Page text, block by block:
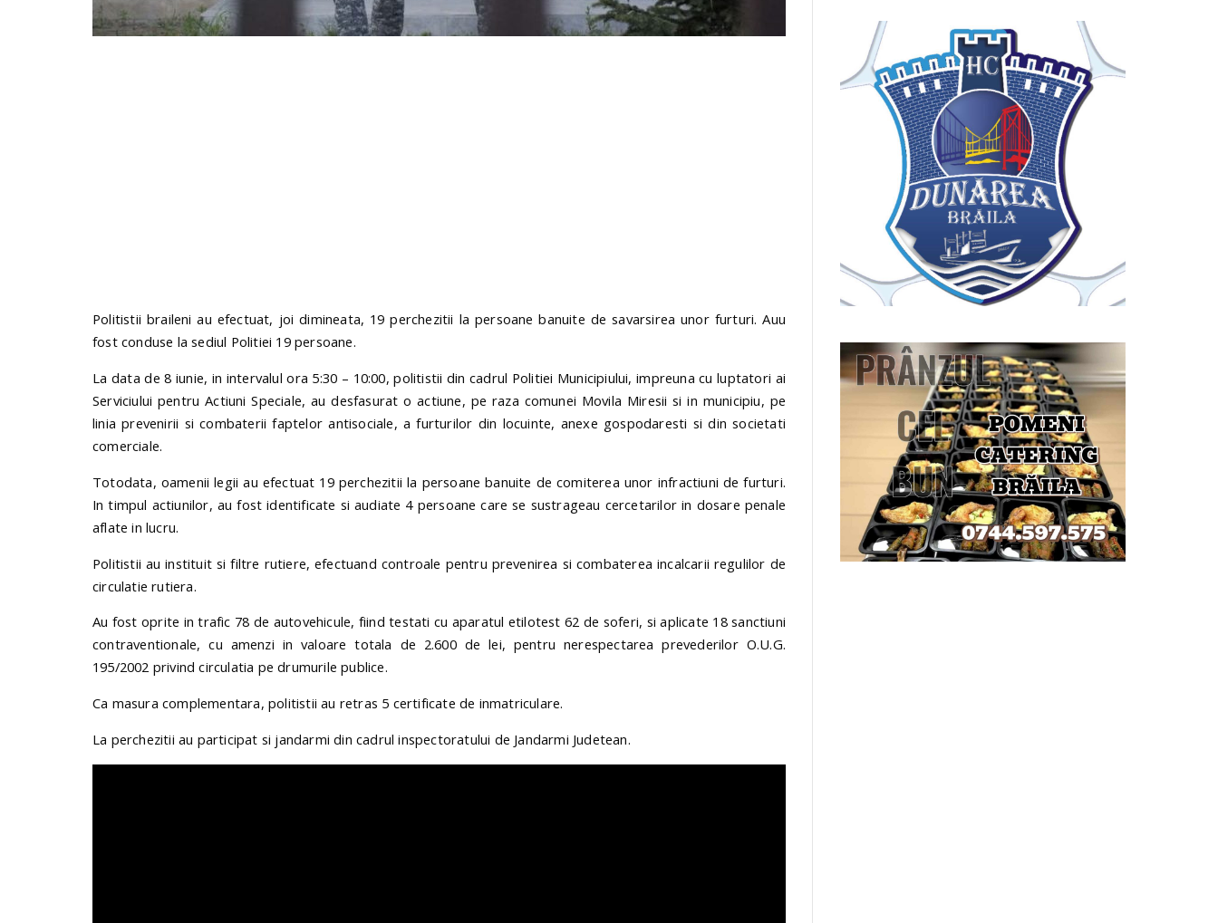
Politistii braileni au efectuat, joi dimineata, 19 perchezitii la persoane banuite de savarsirea unor furturi. Auu
fost conduse la sediul Politiei 19 persoane.
La data de 8 iunie, in intervalul ora 5:30 – 10:00, politistii din cadrul Politiei Municipiului, impreuna cu luptatori ai
Serviciului pentru Actiuni Speciale, au desfasurat o actiune, pe raza comunei Movila Miresii si in municipiu, pe
linia prevenirii si combaterii faptelor antisociale, a furturilor din locuinte, anexe gospodaresti si din societati
comerciale.
Totodata, oamenii legii au efectuat 19 perchezitii la persoane banuite de comiterea unor infractiuni de furturi.
In timpul actiunilor, au fost identificate si audiate 4 persoane care se sustrageau cercetarilor in dosare penale
aflate in lucru.
Politistii au instituit si filtre rutiere, efectuand controale pentru prevenirea si combaterea incalcarii regulilor de
circulatie rutiera.
Au fost oprite in trafic 78 de autovehicule, fiind testati cu aparatul etilotest 62 de soferi, si aplicate 18 sanctiuni
contraventionale, cu amenzi in valoare totala de 2.600 de lei, pentru nerespectarea prevederilor O.U.G.
195/2002 privind circulatia pe drumurile publice.
Ca masura complementara, politistii au retras 5 certificate de inmatriculare.
La perchezitii au participat si jandarmi din cadrul inspectoratului de Jandarmi Judetean.